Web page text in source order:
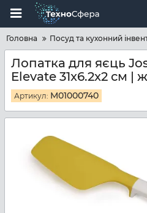
Головна Посуд та кухонний
Лопатка для яєць
Elevate 31x6.2x2 см |
Артикул: M01000740